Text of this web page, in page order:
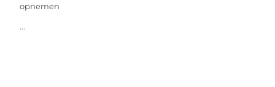
opnemen
...